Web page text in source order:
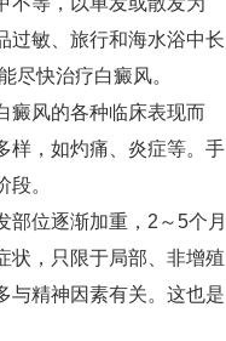
过敏、旅行和海水浴中长
尽快治疗白癜风。
风的各种临床表现而
样，如灼痛、炎症等。手
。
位逐渐加重，2～5个月
状，只限于局部、非增殖
与精神因素有关。这也是